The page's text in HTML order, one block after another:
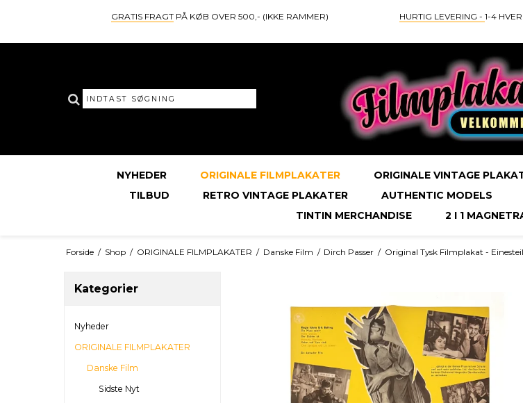
GRATIS FRAGTPÅ KØB OVER 500,- (IKKE RAMMER) HURTIG LEVERING - 1-4
NYHEDER ORIGINALE FILMPLAKATER ORIGINALE VINTAGE
TILBUD
RETRO VINTAGE PLAKATER AUTHENTIC MODELS
TINTIN MERCHANDISE
2 I 1
Forside / Shop / ORIGINALE FILMPLAKATER / Danske Film / Dirch Passer / Original Tysk Filmplakat -
Kategorier
Nyheder
ORIGINALE FILMPLAKATER
Danske Film
Sidste Nyt